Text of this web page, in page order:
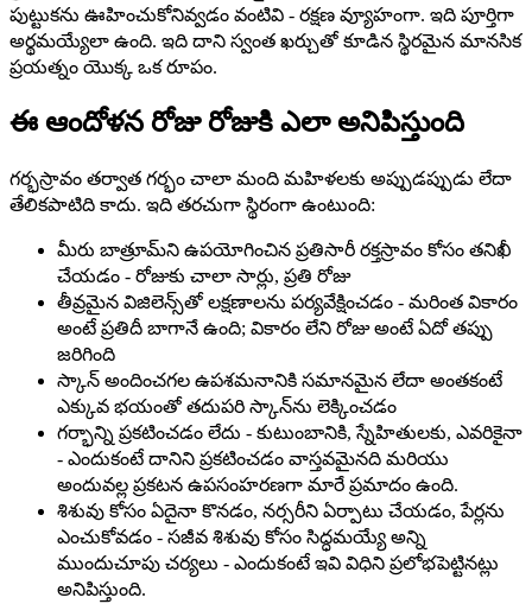
పుట్టుకను ఊహించుకోనివ్వడం వంటివి - రక్షణ వ్యూహంగా. ఇది పూర్తిగా
అర్థమయ్యేలా ఉంది. ఇది దాని స్వంత ఖర్చుతో కూడిన స్థిరమైన మానసిక
ప్రయత్నం యొక్క ఒక రూపం.
ఈ ఆందోళన రోజు రోజుకి ఎలా అనిపిస్తుంది
గర్భస్రావం తర్వాత గర్భం చాలా మంది మహిళలకు అప్పుడప్పుడు లేదా
తేలికపాటిది కాదు. ఇది తరచుగా స్థిరంగా ఉంటుంది:
మీరు బాత్రూమ్‌ని ఉపయోగించిన ప్రతిసారీ రక్తస్రావం కోసం తనిఖీ
చేయడం - రోజుకు చాలా సార్లు, ప్రతి రోజు
తీవ్రమైన విజిలెన్స్‌తో లక్షణాలను పర్యవేక్షించడం - మరింత వికారం
అంటే ప్రతిదీ బాగానే ఉంది; వికారం లేని రోజు అంటే ఏదో తప్పు
జరిగింది
స్కాన్ అందించగల ఉపశమనానికి సమానమైన లేదా అంతకంటే
ఎక్కువ భయంతో తదుపరి స్కాన్‌ను లెక్కించడం
గర్భాన్ని ప్రకటించడం లేదు - కుటుంబానికి, స్నేహితులకు, ఎవరికైనా
- ఎందుకంటే దానిని ప్రకటించడం వాస్తవమైనది మరియు
అందువల్ల ప్రకటన ఉపసంహరణగా మారే ప్రమాదం ఉంది.
శిశువు కోసం ఏదైనా కొనడం, నర్సరీని ఏర్పాటు చేయడం, పేర్లను
ఎంచుకోవడం - సజీవ శిశువు కోసం సిద్ధమయ్యే అన్ని
ముందుచూపు చర్యలు - ఎందుకంటే ఇవి విధిని ప్రలోభపెట్టినట్లు
అనిపిస్తుంది.